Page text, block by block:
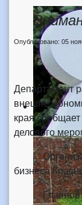
Опубликовано: 05
Департамент
края
делового
бизнеса
Главной